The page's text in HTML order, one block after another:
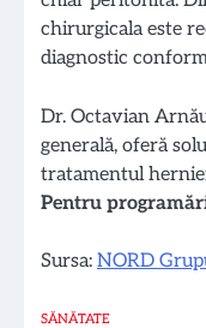
chirurgicala este
diagnostic
Dr. Octavian
generală, oferă
tratamentul
Pentru
Sursa: NORD
SĂNĂTATE